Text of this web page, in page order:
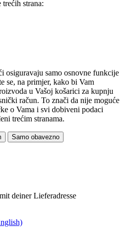
strana:
osiguravaju samo osnovne funkcije
se, na primjer, kako bi Vam
u Vašoj košarici za kupnju
račun. To znači da nije moguće
o Vama i svi dobiveni podaci
trećim stranama.
Samo obavezno
deiner Lieferadresse